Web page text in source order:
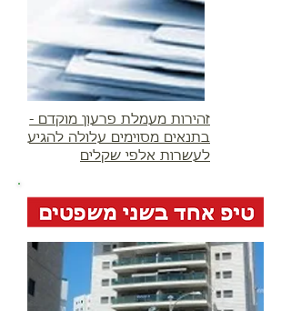
זהירות מעמלת פרעון מוקדם -
בתנאים מסוימים עלולה להגיע
לעשרות אלפי שקלים